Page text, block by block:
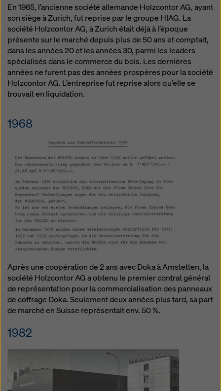
En 1965, l’ancienne société allemande Holzcontor AG, ayant
son siège à Zurich, fut reprise par le groupe HIAG. La
société Holzcontor AG, à Zurich était déjà à l’époque
présente sur le marché depuis plus de 50 ans et comptait,
dans les années 20 et les années 30, parmi les leaders
spécialisés dans le commerce du bois. Les dernières
années ne furent pas des années prospères pour la société
Holzcontor AG. L’entreprise fut reprise alors qu’elle se
trouvait en liquidation.
1968
Après une coopération de 2 ans avec Doka à Amstetten, la
société Holzcontor AG a obtenu le premier contrat général
de représentation pour la commercialisation des panneaux
de coffrage Doka. Seulement deux années plus tard, sa part
de marché en Suisse représentait env. 50 %.
1982
manière soient soumises à l'accès des autorités de
ces pays tiers à des fins de contrôle et de surveillance
et qu'il n'y ait pas de recours juridique efficace contre
cela. Vous pouvez rejeter tous les cookies nécessitant
un consentement en cliquant sur « Rejeter » ou en
ajustant vosparamètres de cookiesen cliquant sur les
paramètres de cookies au bas de ce site web et en
utilisant les cases à cocher correspondantes. Vous
pouvez révoquer votre consentement à tout moment,
avec effet futur et sans indication de motif, en cliquant
Vous trouverez de plus amples informations sur nos
dans notre politique de confidentialité
vos cookies (paramètres avancés des cookies).